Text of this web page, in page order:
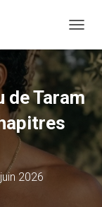
de Taram
2026